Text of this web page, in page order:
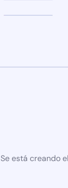
Se está creando